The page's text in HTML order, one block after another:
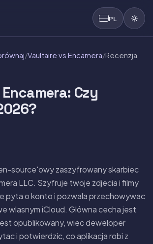
PL
/Vaultaire vs Encamera/Recenzja
Czy
source'owy zaszyfrowany skarbiec
LLC. Szyfruje twoje zdjecia i filmy
pyta o konto i pozwala przechowywac
wlasnym iCloud. Glówna cecha jest
opublikowany, wiec deweloper
i potwierdzic, co aplikacja robi z